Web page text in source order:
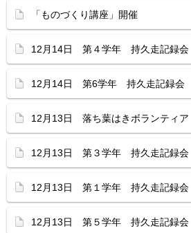
「ものづくり講座」開催
12月14日 第４学年 持久走記録会
12月14日 第6学年 持久走記録会
12月13日 落ち葉はきボランティ
12月13日 第３学年 持久走記録会
12月13日 第１学年 持久走記録会
12月13日 第５学年 持久走記録会